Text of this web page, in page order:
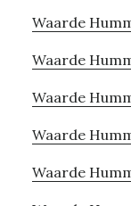
Waarde
Waarde
Waarde
Waarde
Waarde